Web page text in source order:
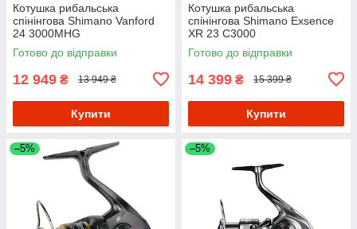
Котушка рибальська
спінінгова Shimano Vanford
24 3000MHG
Готово до відправки
12 949 ₴ 13 949 ₴
Купити
Котушка рибальська
спінінгова Shimano Exsence
XR 23 C3000
Готово до відправки
14 399 ₴ 15 399 ₴
Купити
–5% –5%